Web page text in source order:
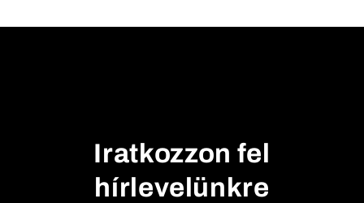
k
Iratkozzon fel
hírlevelünkre